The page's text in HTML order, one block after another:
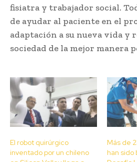
fisiatra y trabajador social.
de ayudar al paciente en el
adaptación a su nueva vida y
sociedad de la mejor manera
El robot quirúrgico
inventado por un chileno
Más de
han sido